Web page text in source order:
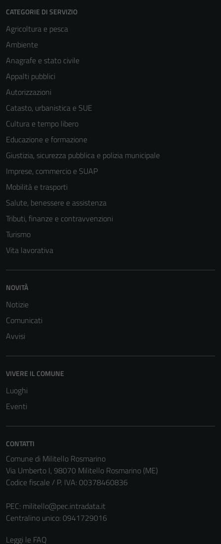
CATEGORIE DI SERVIZIO
Agricoltura e pesca
Ambiente
Anagrafe e stato civile
Appalti pubblici
Autorizzazioni
Catasto, urbanistica e SUE
Cultura e tempo libero
Educazione e formazione
Giustizia, sicurezza pubblica e polizia municipale
Imprese, commercio e SUAP
Mobilità e trasporti
Salute, benessere e assistenza
Tributi, finanze e contravvenzioni
Turismo
Vita lavorativa
NOVITÀ
Notizie
Comunicati
Avvisi
VIVERE IL COMUNE
Luoghi
Eventi
CONTATTI
Comune di Militello Rosmarino
Via Umberto I, 98070 Militello Rosmarino (ME)
Codice fiscale / P. IVA: 00378460836
PEC: militello@pec.intradata.it
Centralino unico: 0941729016
Leggi le FAQ
Tecnici
funzionamento
del sito e non